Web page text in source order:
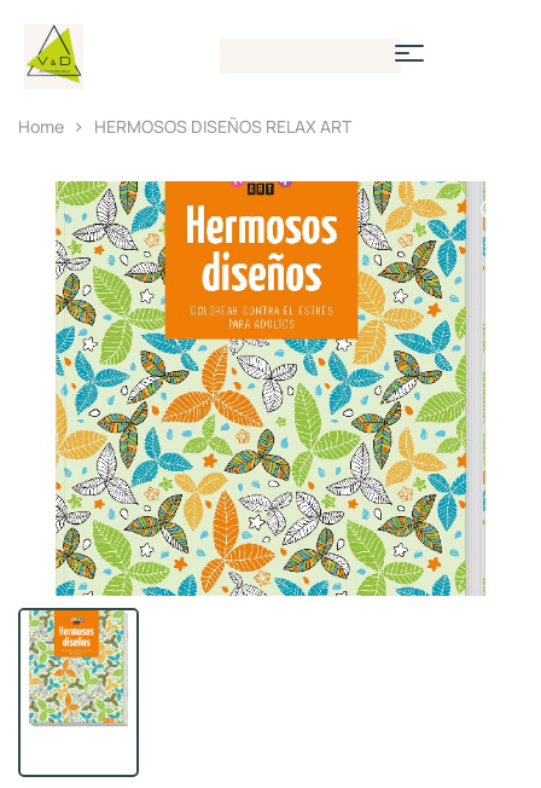
Home HERMOSOS DISEÑOS RELAX ART